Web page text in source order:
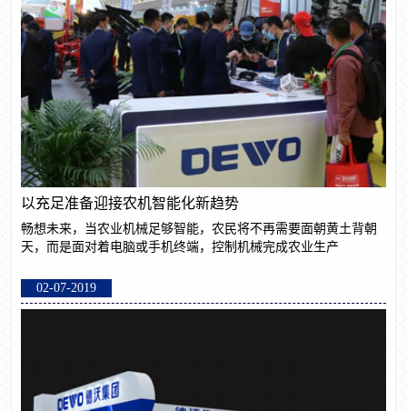
以充足准备迎接农机智能化新趋势
畅想未来，当农业机械足够智能，农民将不再需要面朝黄土背朝
天，而是面对着电脑或手机终端，控制机械完成农业生产
02-07-2019